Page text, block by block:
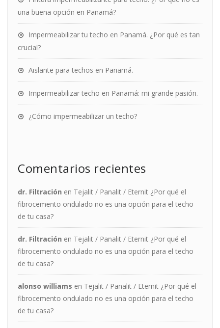
una buena opción en Panamá?
Impermeabilizar tu techo en Panamá. ¿Por qué es tan
crucial?
Aislante para techos en Panamá.
Impermeabilizar techo en Panamá: mi grande pasión.
¿Cómo impermeabilizar un techo?
Comentarios recientes
dr. Filtración en Tejalit / Panalit / Eternit ¿Por qué el
fibrocemento ondulado no es una opción para el techo
de tu casa?
dr. Filtración en Tejalit / Panalit / Eternit ¿Por qué el
fibrocemento ondulado no es una opción para el techo
de tu casa?
alonso williams en Tejalit / Panalit / Eternit ¿Por qué el
fibrocemento ondulado no es una opción para el techo
de tu casa?